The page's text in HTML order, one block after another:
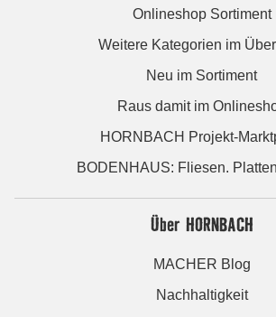
Onlineshop Sortiment
Weitere Kategorien im
Neu im Sortiment
Raus damit im
HORNBACH Projekt-
BODENHAUS: Fliesen.
Über HORNBACH
MACHER Blog
Nachhaltigkeit